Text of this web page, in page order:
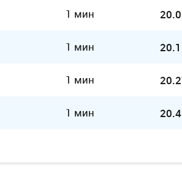
1 мин
1 мин
1 мин
1 мин